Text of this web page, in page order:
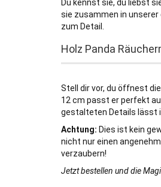
Du kennst sie, du liebst
sie zusammen in unserer
zum Detail.
Holz Panda
Stell dir vor, du öffnest
12 cm passt er perfekt
gestalteten Details lässt
Achtung: Dies ist kein
nicht nur einen
verzaubern!
Jetzt bestellen und die